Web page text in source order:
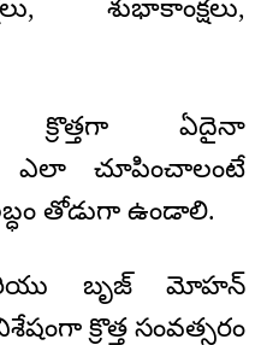
శుభాకాంక్షలు,
క్రొత్తగా ఏదైనా
ఎలా చూపించాలంటే
తోడుగా ఉండాలి.
బృజ్ మోహన్
క్రొత్త సంవత్సరం